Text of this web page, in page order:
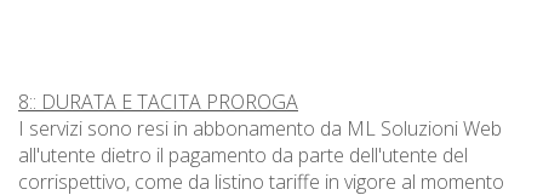
8:: DURATA E TACITA PROROGA
I servizi sono resi in abbonamento da ML Soluzioni Web
all'utente dietro il pagamento da parte dell'utente del
corrispettivo, come da listino tariffe in vigore al momento